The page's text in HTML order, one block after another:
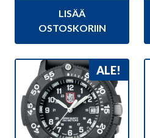
445,00 €.
399,00 €.
LISÄÄ
OSTOSKORIIN
ALE!